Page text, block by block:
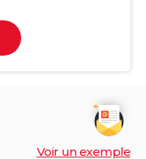
Voir un exemple